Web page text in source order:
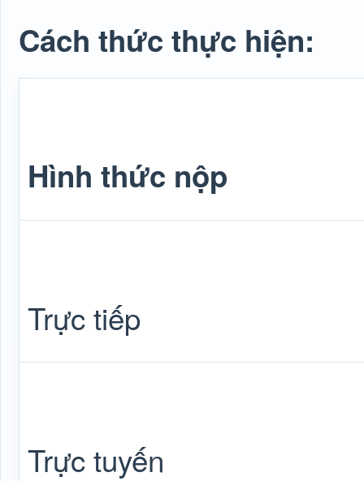
Cách thức thực hiện:
Hình thức nộp
Trực tiếp
Trực tuyến